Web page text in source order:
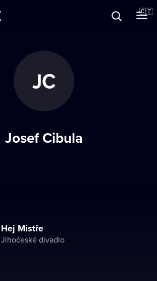
🇨🇿
JC
Josef Cibula
Hej Mistře
Jihočeské divadlo